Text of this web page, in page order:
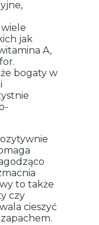
jak
A,
bogaty w
to także
czy
cieszyć